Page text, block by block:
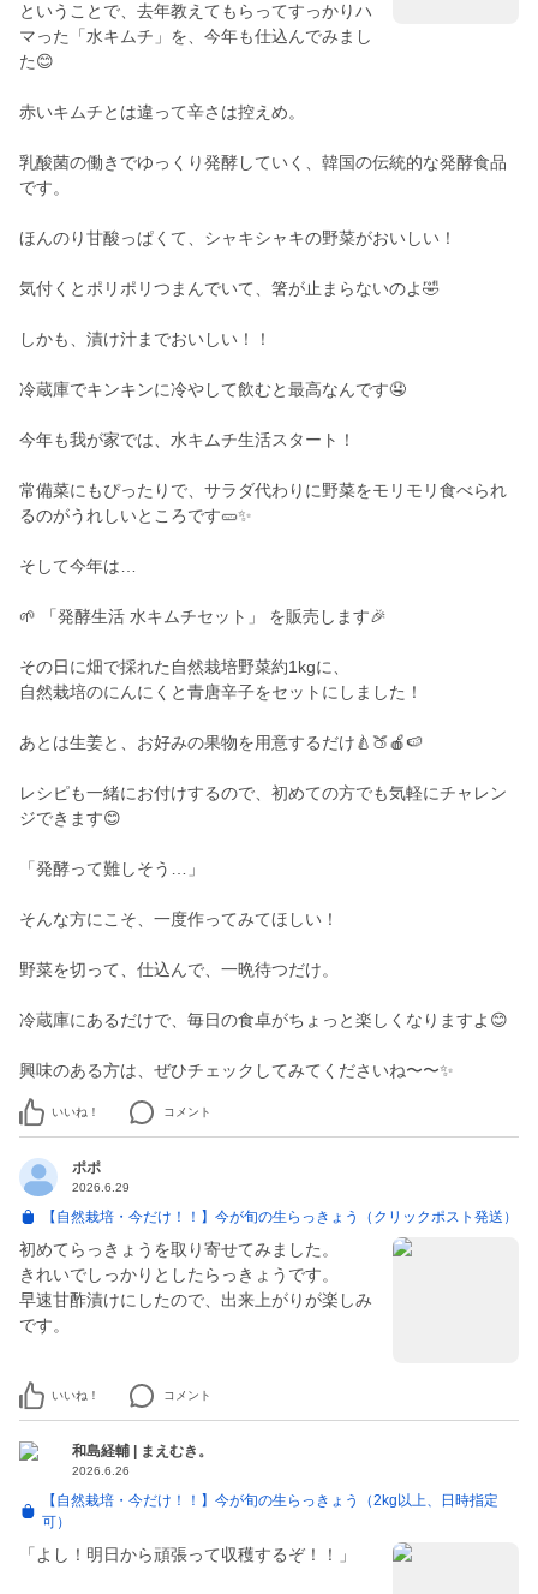
ということで、去年教えてもらってすっかりハ
マった「水キムチ」を、今年も仕込んでみまし
た😊
赤いキムチとは違って辛さは控えめ。
乳酸菌の働きでゆっくり発酵していく、韓国の伝統的な発酵食品
です。
ほんのり甘酸っぱくて、シャキシャキの野菜がおいしい！
気付くとポリポリつまんでいて、箸が止まらないのよ🤣
しかも、漬け汁までおいしい！！
冷蔵庫でキンキンに冷やして飲むと最高なんです🤤
今年も我が家では、水キムチ生活スタート！
常備菜にもぴったりで、サラダ代わりに野菜をモリモリ食べられ
るのがうれしいところです🥒✨
そして今年は…
🌱 「発酵生活 水キムチセット」 を販売します🎉
その日に畑で採れた自然栽培野菜約1kgに、
自然栽培のにんにくと青唐辛子をセットにしました！
あとは生姜と、お好みの果物を用意するだけ🍐🍑🍎🍉
レシピも一緒にお付けするので、初めての方でも気軽にチャレン
ジできます😊
「発酵って難しそう…」
そんな方にこそ、一度作ってみてほしい！
野菜を切って、仕込んで、一晩待つだけ。
冷蔵庫にあるだけで、毎日の食卓がちょっと楽しくなりますよ😊
興味のある方は、ぜひチェックしてみてくださいね〜〜✨
いいね！ コメント
ポポ
2026.6.29
【自然栽培・今だけ！！】今が旬の生らっきょう（クリックポスト発送）
初めてらっきょうを取り寄せてみました。
きれいでしっかりとしたらっきょうです。
早速甘酢漬けにしたので、出来上がりが楽しみ
です。
いいね！ コメント
和島経輔 | まえむき。
2026.6.26
【自然栽培・今だけ！！】今が旬の生らっきょう（2kg以上、日時指定
可）
「よし！明日から頑張って収穫するぞ！！」